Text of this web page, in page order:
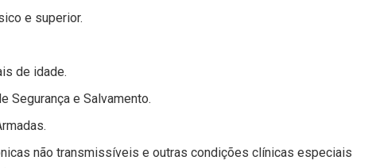
e superior.
de idade.
Segurança e Salvamento.
não transmissíveis e outras condições clínicas especiais